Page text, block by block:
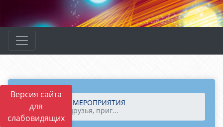
Версия сайта
для
слабовидящих
Главная
МЕРОПРИЯТИЯ
​ Дорогие друзья, приг...